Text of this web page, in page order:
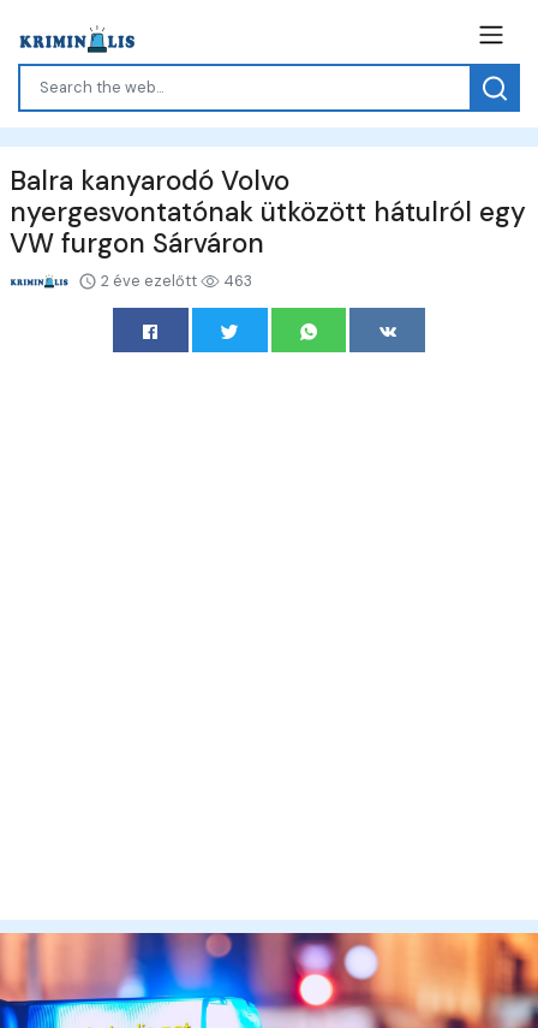
Balra kanyarodó Volvo
nyergesvontatónak ütközött hátulról egy
VW furgon Sárváron
2 éve ezelőtt 463